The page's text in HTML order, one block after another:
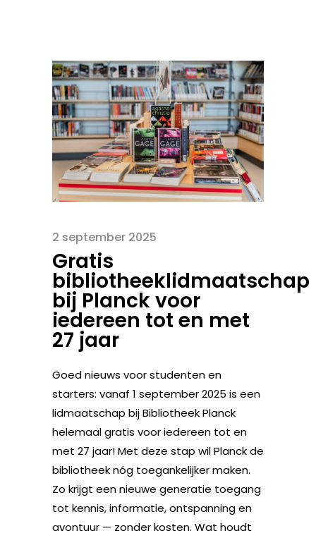
2 september 2025
Gratis
bibliotheeklidmaatschap
bij Planck voor
iedereen tot en met
27 jaar
Goed nieuws voor studenten en
starters: vanaf 1 september 2025 is een
lidmaatschap bij Bibliotheek Planck
helemaal gratis voor iedereen tot en
met 27 jaar! Met deze stap wil Planck de
bibliotheek nóg toegankelijker maken.
Zo krijgt een nieuwe generatie toegang
tot kennis, informatie, ontspanning en
avontuur — zonder kosten. Wat houdt